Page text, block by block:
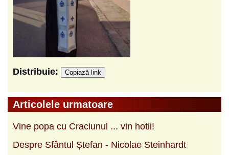
Distribuie: Copiază link
Articolele urmatoare
Vine popa cu Craciunul ... vin hotii!
Despre Sfântul Ștefan - Nicolae Steinhardt